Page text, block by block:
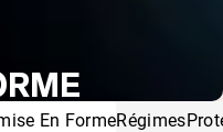
En FormeRégimes